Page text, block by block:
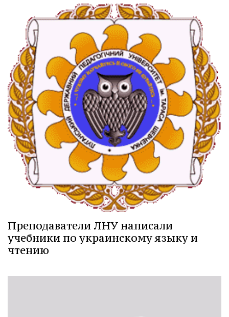
Преподаватели ЛНУ написали
учебники по украинскому языку и
чтению